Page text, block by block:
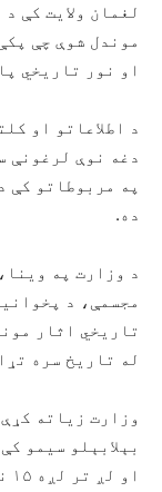
لغمان ولایت کې
موندل شوې چې
او نور تاریخي
د اطلاعاتو او
دغه نوې لرغونې
په مربوطاتو کې
ده.
د وزارت په
مجسمې، د
تاریخي اثار
له تاریخ سره
وزارت زیاته